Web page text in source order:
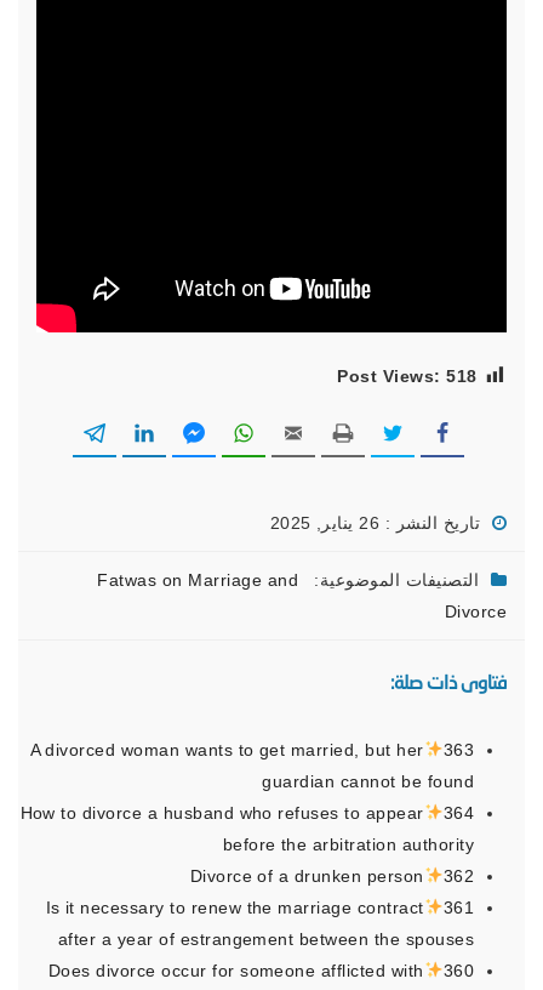
Post Views: 518
تاريخ النشر : 26 يناير, 2025
التصنيفات الموضوعية: Fatwas on Marriage and
Divorce
فتاوى ذات صلة:
363
A divorced woman wants to get married, but her
guardian cannot be found
364
How to divorce a husband who refuses to appear
before the arbitration authority
362
Divorce of a drunken person
361
Is it necessary to renew the marriage contract
after a year of estrangement between the spouses
360
Does divorce occur for someone afflicted with